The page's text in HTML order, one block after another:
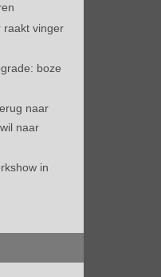
raakt vinger
boze
naar
naar
in